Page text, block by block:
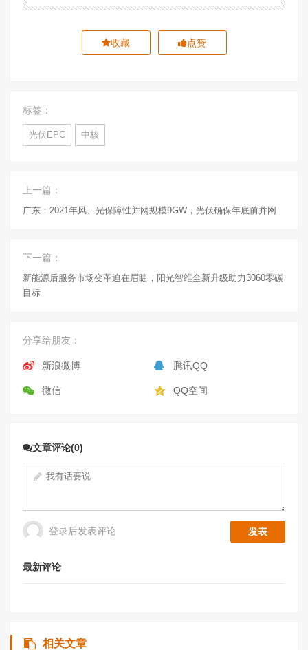
收藏 点赞
标签：
光伏EPC 中核
上一篇：
广东：2021年风、光保障性并网规模9GW，光伏确保年底前并网
下一篇：
新能源后服务市场变革迫在眉睫，阳光智维全新升级助力3060零碳
目标
分享给朋友：
新浪微博 腾讯QQ
微信 QQ空间
文章评论(0)
登录后发表评论
最新评论
相关文章